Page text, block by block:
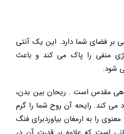
بر فضای شما دارد. این یک آنتی
منفی را پاک می کند و باعث
شود.
مقدس است . ریحان بین بدن،
می کند. رایحه آن روح شما را گرم
را به ارمغان بیاوردبرای فنگ